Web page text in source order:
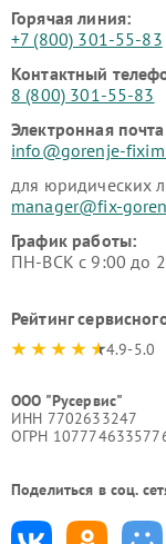
Горячая линия:
+7 (800) 301-55-83
Контактный
8 (800) 301-55-83
Электронная
info@gorenje-
для юридических
manager@fix-
График работы:
ПН-ВСК с 9:00 до
Рейтинг
4.9-5.0
ООО "Русервис"
ИНН 7702633247
ОГРН
Поделиться в соц.